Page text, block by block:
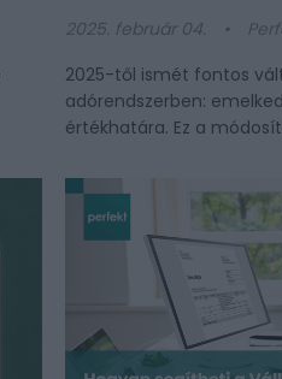
2025. február 04.
2025-től ismét fontos
adórendszerben:
értékhatára. Ez a